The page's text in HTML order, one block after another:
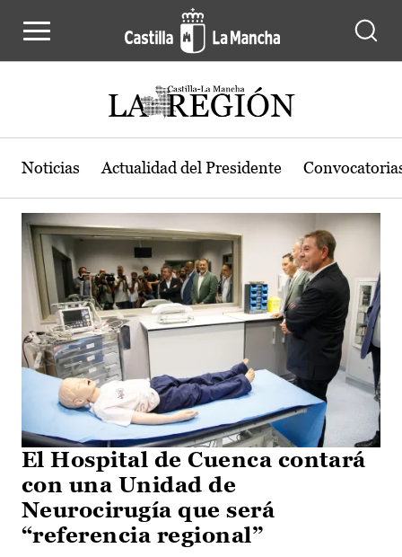
Actualidad de la región de Castilla-
Noticias Actualidad del Presidente
El Hospital de Cuenca contará
con una Unidad de
Neurocirugía que será
“referencia regional”